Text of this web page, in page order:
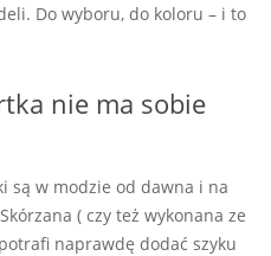
Do wyboru, do koloru – i to
nie ma sobie
są w modzie od dawna i na
( czy też wykonana ze
naprawdę dodać szyku